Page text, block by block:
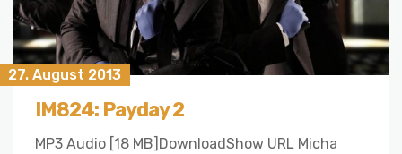
27. August 2013
IM824: Payday 2
MP3 Audio [18 MB]DownloadShow URL Micha